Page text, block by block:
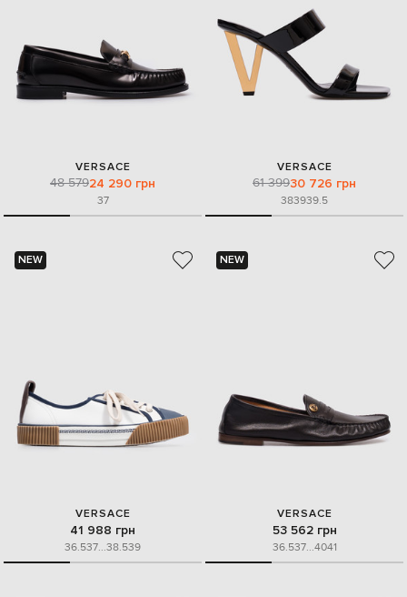
VERSACE
48 57924 290 грн
37
VERSACE
61 39930 726 грн
383939.5
NEW
VERSACE
41 988 грн
36.537...38.539
NEW
VERSACE
53 562 грн
36.537...4041